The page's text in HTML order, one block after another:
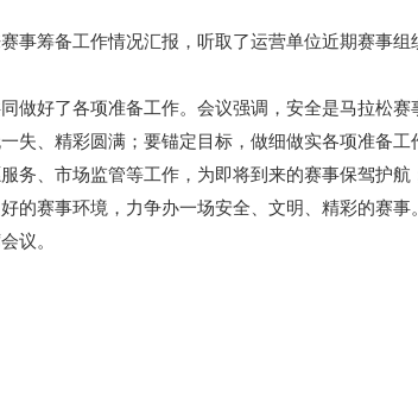
筹备工作情况汇报，听取了运营单位近期赛事组
好了各项准备工作。会议强调，安全是马拉松赛
失、精彩圆满；要锚定目标，做细做实各项准备
、市场监管等工作，为即将到来的赛事保驾护航
的赛事环境，力争办一场安全、文明、精彩的赛事。
议。